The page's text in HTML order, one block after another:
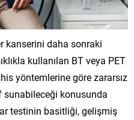
kanserini daha sonraki
kullanılan BT veya PET
yöntemlerine göre zararsız
konusunda
testinin basitliği, gelişmiş